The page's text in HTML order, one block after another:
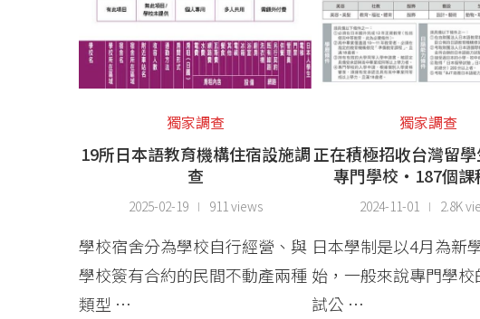
獨家調查
19所日本語教育機構住宿設施調
查
2025-02-19 911 views
學校宿舍分為學校自行經營、與
學校簽有合約的民間不動產兩種
類型 …
獨家調查
正在積極招收台灣留
專門學校・187個課
2024-11-01 2.8K
日本學制是以4月為新
始，一般來說專門學校
試公 …